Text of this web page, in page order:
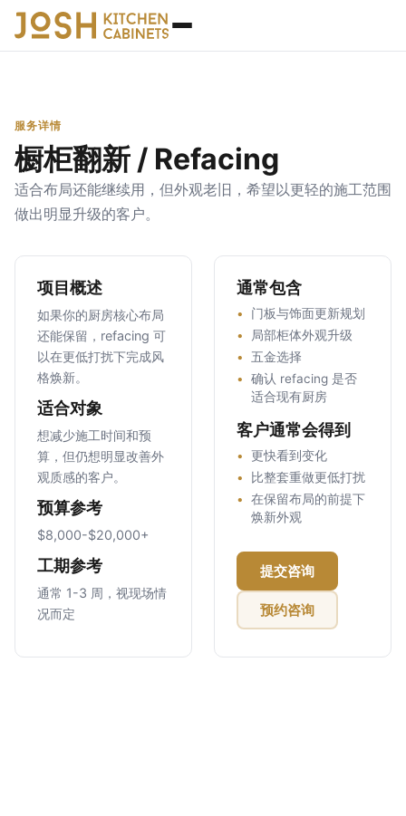
服务详情
橱柜翻新 / Refacing
适合布局还能继续用，但外观老旧，希望以更轻的施工范围
做出明显升级的客户。
项目概述
如果你的厨房核心布局
还能保留，refacing 可
以在更低打扰下完成风
格焕新。
适合对象
想减少施工时间和预
算，但仍想明显改善外
观质感的客户。
预算参考
$8,000-$20,000+
工期参考
通常 1-3 周，视现场情
况而定
通常包含
门板与饰面更新规划
局部柜体外观升级
五金选择
确认 refacing 是否
适合现有厨房
客户通常会得到
更快看到变化
比整套重做更低打扰
在保留布局的前提下
焕新外观
提交咨询
预约咨询